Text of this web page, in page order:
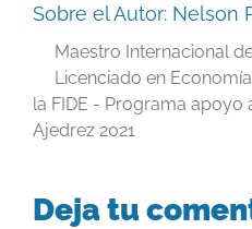
Sobre el Autor: Nelson
Maestro Internacional
Licenciado en
la FIDE - Programa apoyo
Ajedrez 2021
Deja tu